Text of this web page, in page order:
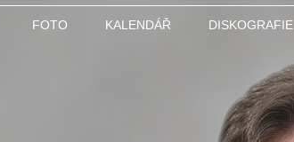
FOTO KALENDÁŘ DISKOGRAFIE